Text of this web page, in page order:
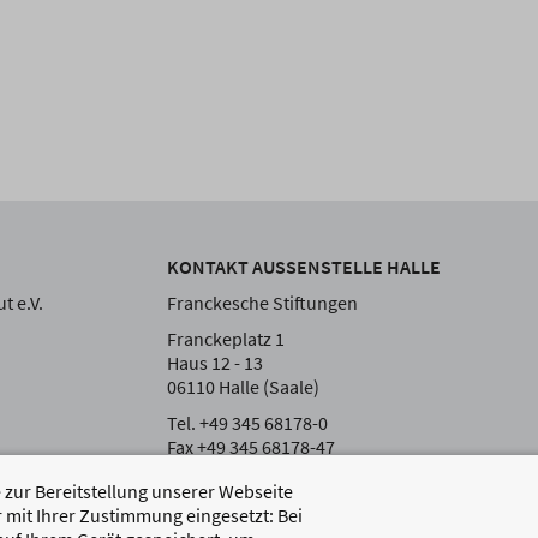
Bereitstellung unserer Webseite
Ihrer Zustimmung eingesetzt: Bei
e.V.
KONTAKT AUSSENSTELLE HALLE
Franckesche Stiftungen
Franckeplatz 1
Haus 12 - 13
06110 Halle (Saale)
Tel. +49 345 68178-0
Fax +49 345 68178-47